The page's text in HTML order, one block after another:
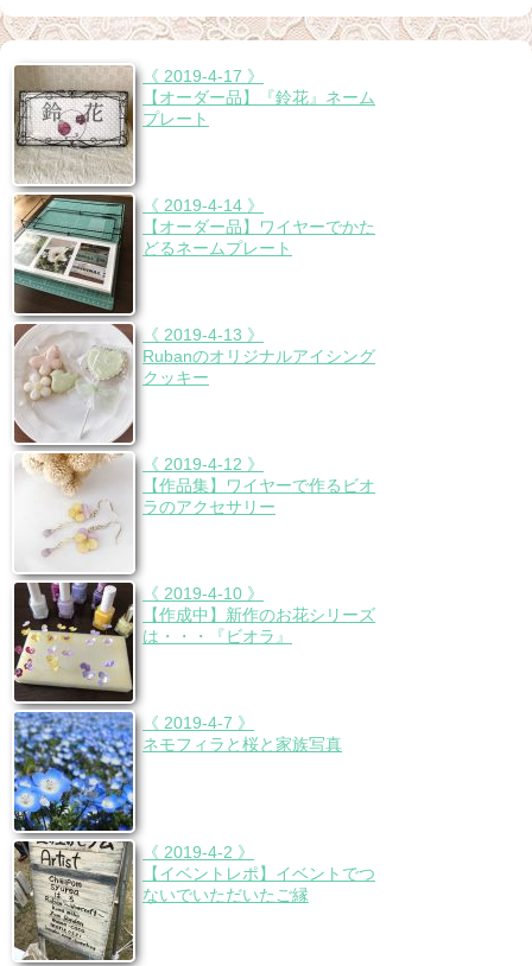
《 2019-4-17 》
【オーダー品】『鈴花』ネーム
プレート
《 2019-4-14 》
【オーダー品】ワイヤーでかた
どるネームプレート
《 2019-4-13 》
Rubanのオリジナルアイシング
クッキー
《 2019-4-12 》
【作品集】ワイヤーで作るビオ
ラのアクセサリー
《 2019-4-10 》
【作成中】新作のお花シリーズ
は・・・『ビオラ』
《 2019-4-7 》
ネモフィラと桜と家族写真
《 2019-4-2 》
【イベントレポ】イベントでつ
ないでいただいたご縁